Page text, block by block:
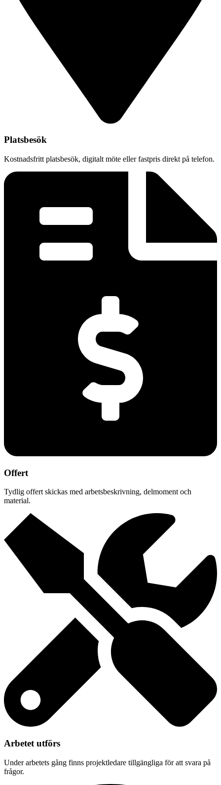
Platsbesök
Kostnadsfritt platsbesök, digitalt möte eller fastpris direkt på telefon.
Offert
Tydlig offert skickas med arbetsbeskrivning, delmoment och
material.
Arbetet utförs
Under arbetets gång finns projektledare tillgängliga för att svara på
frågor.